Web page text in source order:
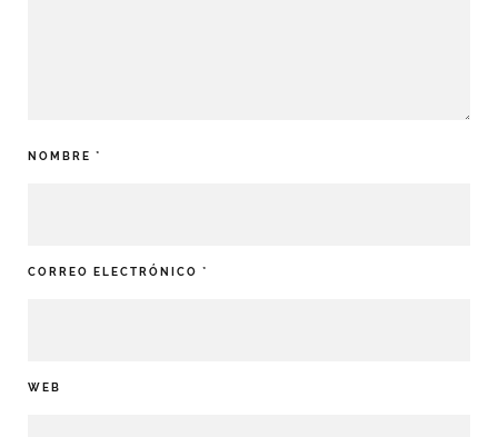
NOMBRE *
CORREO ELECTRÓNICO *
WEB